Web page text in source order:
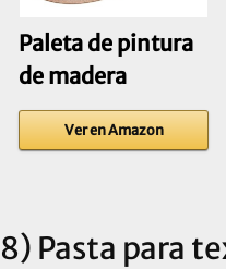
Paleta de pintura
de madera
Ver en Amazon
8) Pasta para